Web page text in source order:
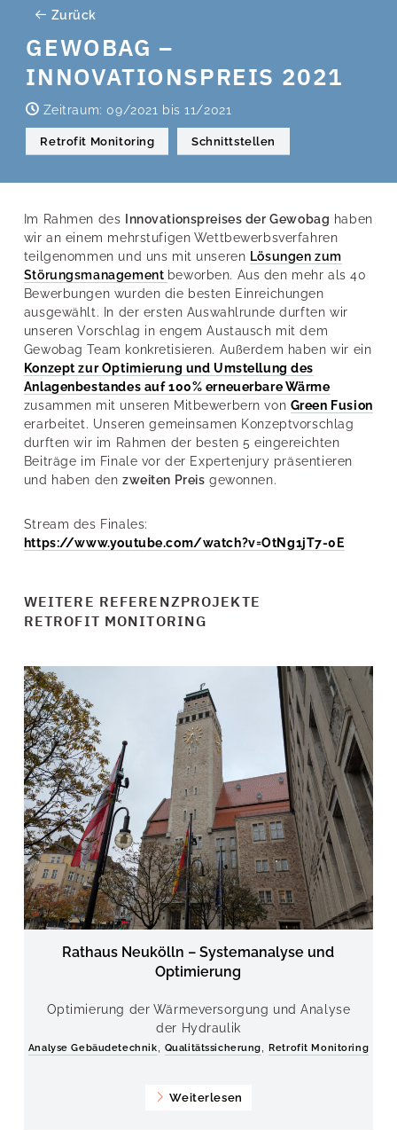
Zurück
GEWOBAG –
INNOVATIONSPREIS 2021
Zeitraum: 09/2021 bis 11/2021
Retrofit Monitoring Schnittstellen
Im Rahmen des Innovationspreises der Gewobag haben
wir an einem mehrstufigen Wettbewerbsverfahren
teilgenommen und uns mit unseren Lösungen zum
Störungsmanagement beworben. Aus den mehr als 40
Bewerbungen wurden die besten Einreichungen
ausgewählt. In der ersten Auswahlrunde durften wir
unseren Vorschlag in engem Austausch mit dem
Gewobag Team konkretisieren. Außerdem haben wir ein
Konzept zur Optimierung und Umstellung des
Anlagenbestandes auf 100% erneuerbare Wärme
zusammen mit unseren Mitbewerbern von Green Fusion
erarbeitet. Unseren gemeinsamen Konzeptvorschlag
durften wir im Rahmen der besten 5 eingereichten
Beiträge im Finale vor der Expertenjury präsentieren
und haben den zweiten Preis gewonnen.
Stream des Finales:
https://www.youtube.com/watch?v=OtNg1jT7-0E
WEITERE REFERENZPROJEKTE
RETROFIT MONITORING
Rathaus Neukölln – Systemanalyse und
Optimierung
Optimierung der Wärmeversorgung und Analyse
der Hydraulik
Analyse Gebäudetechnik Qualitätssicherung ,Retrofit Monitoring
Weiterlesen